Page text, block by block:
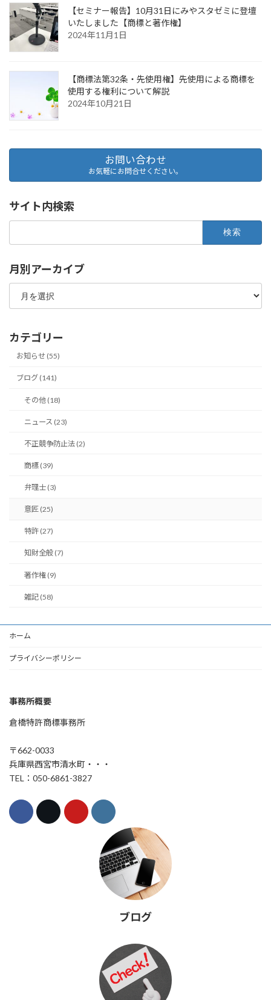
【セミナー報告】10月31日にみやスタゼミに登壇
いたしました【商標と著作権】
2024年11月1日
【商標法第32条・先使用権】先使用による商標を
使用する権利について解説
2024年10月21日
お問い合わせ
お気軽にお問合せください。
サイト内検索
月別アーカイブ
月
ア
カ
イ
カテゴリー
お知らせ (55)
ブログ (141)
その他 (18)
ニュース (23)
不正競争防止法 (2)
商標 (39)
弁理士 (3)
意匠 (25)
特許 (27)
知財全般 (7)
著作権 (9)
雑記 (58)
ホーム
プライバシーポリシー
事務所概要
倉橋特許商標事務所
〒662-0033
兵庫県西宮市清水町・・・
TEL：050-6861-3827
ブログ